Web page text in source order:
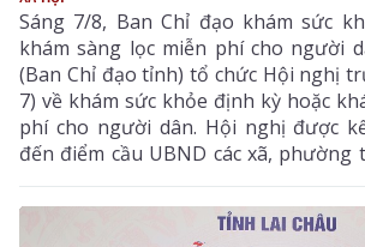
Sáng 7/8, Ban Chỉ đạo khám sức
khám sàng lọc miễn phí cho người
(Ban Chỉ đạo tỉnh) tổ chức Hội nghị
7) về khám sức khỏe định kỳ hoặc
phí cho người dân. Hội nghị được
đến điểm cầu UBND các xã, phường
Đồng chí Bùi Tiến Thanh – Tỉnh ủy
Y tế, Phó Trưởng Ban chỉ đạo tỉnh
hội nghị còn có các đồng chí thành